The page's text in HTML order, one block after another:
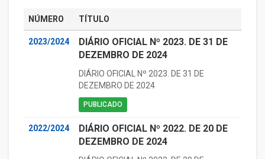
NÚMERO TÍTULO
2023/2024
DIÁRIO OFICIAL Nº 2023. DE 31 DE
DEZEMBRO DE 2024
DIÁRIO OFICIAL Nº 2023. DE 31 DE
DEZEMBRO DE 2024
PUBLICADO
2022/2024
DIÁRIO OFICIAL Nº 2022. DE 20 DE
DEZEMBRO DE 2024